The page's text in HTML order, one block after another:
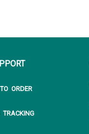
ORDER
TRACKING